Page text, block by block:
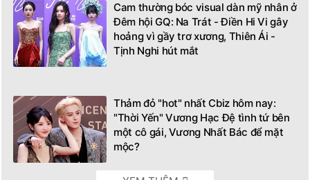
Cam thường bóc visual dàn mỹ nhân ở
Đêm hội GQ: Na Trát - Điền Hi Vi gây
hoảng vì gầy trơ xương, Thiên Ái -
Tịnh Nghi hút mắt
Thảm đỏ "hot" nhất Cbiz hôm nay:
"Thời Yến" Vương Hạc Đệ tình tứ bên
một cô gái, Vương Nhất Bác để mặt
mộc?